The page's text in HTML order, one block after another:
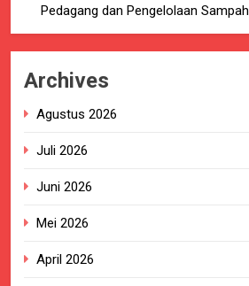
Pedagang dan Pengelolaan Sampah
Archives
Agustus 2026
Juli 2026
Juni 2026
Mei 2026
April 2026